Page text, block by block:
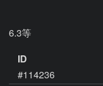
6.3等
ID
#114236